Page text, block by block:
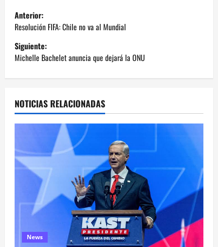
N
a
v
e
a
i
ó
Anterior:
Resolución FIFA: Chile no va al Mundial
Siguiente:
Michelle Bachelet anuncia que dejará la ONU
NOTICIAS RELACIONADAS
News